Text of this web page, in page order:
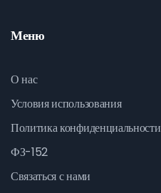
Меню
О нас
Условия использования
Политика конфиденциальности
ФЗ-152
Связаться с нами